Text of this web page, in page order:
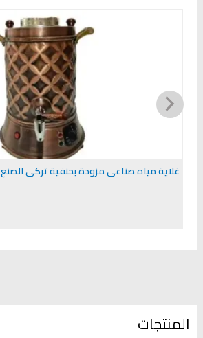
المنتجات
غلاية مياه صناعى مزودة بحنفية تركى الصنع